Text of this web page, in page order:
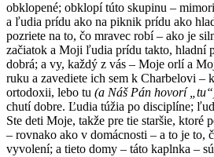
obklopené; obklopí túto skupinu –
a ľudia prídu ako na piknik prídu ako
pozriete na to, čo mravec robí – ako je
začiatok a Moji ľudia prídu takto, hladní
dobrá; a vy, každý z vás – Moje orlí a
ruku a zavediete ich sem k Charbelovi –
ortodoxii, lebo tu (a Náš Pán hovorí
chutí dobre. Ľudia túžia po disciplíne;
Ste deti Moje, takže pre tie staršie, ktoré
– rovnako ako v domácnosti – a to je to,
vyvolení; a tieto domy – táto kaplnka –